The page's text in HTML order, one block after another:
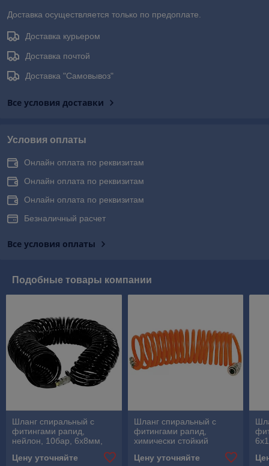
Доставка осуществляется только по предоплате.
Доставка курьером
Доставка почтой
Доставка "Самовывоз"
Все условия доставки
Условия оплаты
Онлайн оплата по реквизитам
Онлайн оплата по реквизитам
Онлайн оплата по реквизитам
Безналичный расчет
Все условия оплаты
Подобные товары компании
Шланг спиральный с
фитингами рапид,
нейлон, 10бар, 6x8мм,
Цену уточняйте
Шланг спиральный с
фитингами рапид,
химически стойкий
полиамидный (рилсан),
20бар, 6x8мм, 5м,
Цену уточняйте